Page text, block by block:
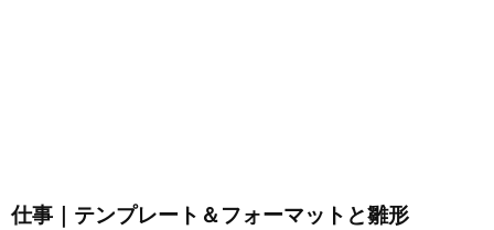
仕事｜テンプレート＆フォーマットと雛形